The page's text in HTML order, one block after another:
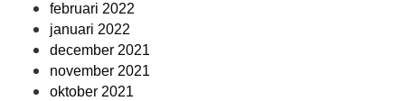
februari 2022
januari 2022
december 2021
november 2021
oktober 2021